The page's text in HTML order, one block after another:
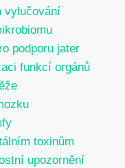
vylučování
podporu jater
funkcí orgánů
toxinům
upozornění